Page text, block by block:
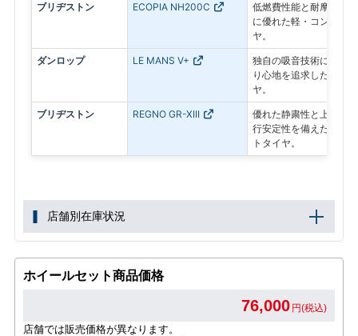
ブリヂストン ECOPIA NH200C
低燃費性能と耐摩耗性
に優れた軽・コンパク
ヤ。
ダンロップ LE MANS V+
独自の吸音技術により
り心地を追求した、コ
ヤ。
ブリヂストン REGNO GR-XIII
優れた静粛性と上質な
行安定性を備えたプレ
トタイヤ。
店舗別在庫状況
ホイールセット商品価格
76,000 円(税込)
店舗では販売価格が異なります。